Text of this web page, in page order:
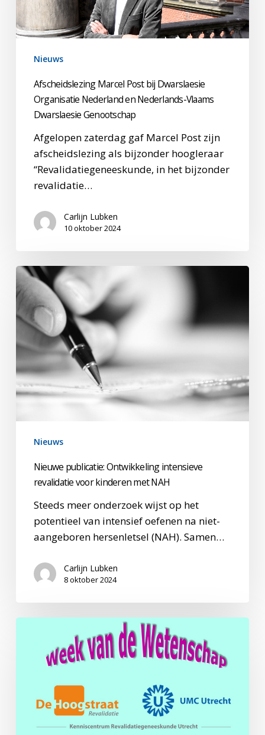
Dwarslaesie
Organisatie
Nederland
Vlaams
Dwarslaesie
Genootschap
Nieuws
Afscheidslezing Marcel Post bij Dwarslaesie
Organisatie Nederland en Nederlands-Vlaams
Dwarslaesie Genootschap
Afgelopen zaterdag gaf Marcel Post zijn
afscheidslezing als bijzonder hoogleraar
“Revalidatiegeneeskunde, in het bijzonder
revalidatie…
Carlijn Lubken
10 oktober 2024
Nieuwe
publicatie:
Ontwikkeling
intensieve
revalidatie
voor
kinderen
met
NAH
Nieuws
Nieuwe publicatie: Ontwikkeling intensieve
revalidatie voor kinderen met NAH
Steeds meer onderzoek wijst op het
potentieel van intensief oefenen na niet-
aangeboren hersenletsel (NAH). Samen…
Carlijn Lubken
8 oktober 2024
whole